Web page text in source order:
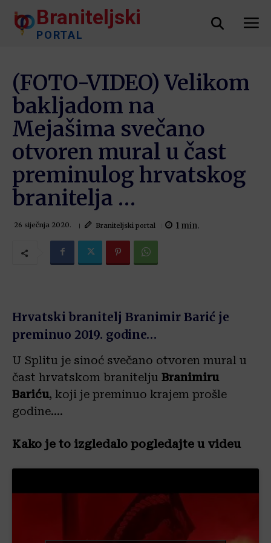
Braniteljski
PORTAL
(FOTO-VIDEO) Velikom
bakljadom na
Mejašima svečano
otvoren mural u čast
preminulog hrvatskog
branitelja …
26 siječnja 2020. Braniteljski portal 1 min.
Hrvatski branitelj Branimir Barić je
preminuo 2019. godine…
U Splitu je sinoć svečano otvoren mural u
čast hrvatskom branitelju Branimiru
Bariću, koji je preminuo krajem prošle
godine….
Kako je to izgledalo pogledajte u videu